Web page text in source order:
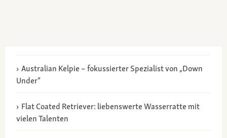
Australian Kelpie – fokussierter Spezialist von „Down
Under“
Flat Coated Retriever: liebenswerte Wasserratte mit
vielen Talenten